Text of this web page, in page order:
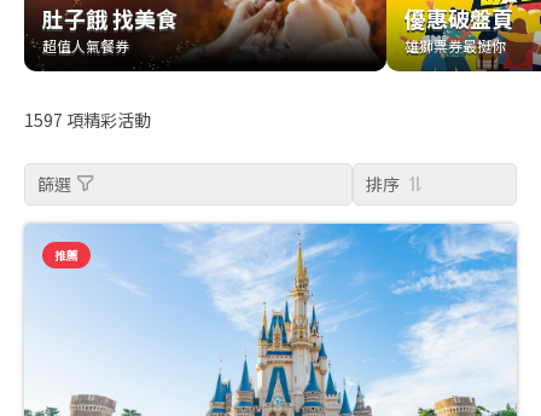
肚子餓 找美食
超值人氣餐券
肚子餓 找美食
超值人氣餐券
優惠破盤頁
雄獅票券最挺你
優惠破盤頁
雄獅票券最挺你
1597 項精彩活動
篩選 排序
推薦